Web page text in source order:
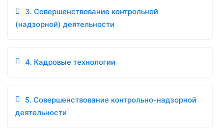
3. Совершенствование контрольной
(надзорной) деятельности
4. Кадровые технологии
5. Совершенствование контрольно-надзорной
деятельности